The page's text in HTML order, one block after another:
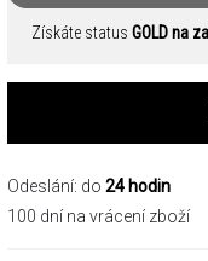
Získáte status GOLD na
Odeslání: do 24 hodin
100 dní na vrácení zboží